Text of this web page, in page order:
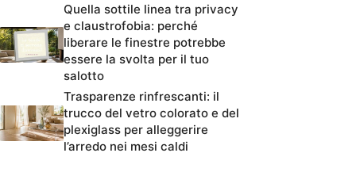
Quella sottile linea tra privacy
e claustrofobia: perché
liberare le finestre potrebbe
essere la svolta per il tuo
salotto
Trasparenze rinfrescanti: il
trucco del vetro colorato e del
plexiglass per alleggerire
l’arredo nei mesi caldi